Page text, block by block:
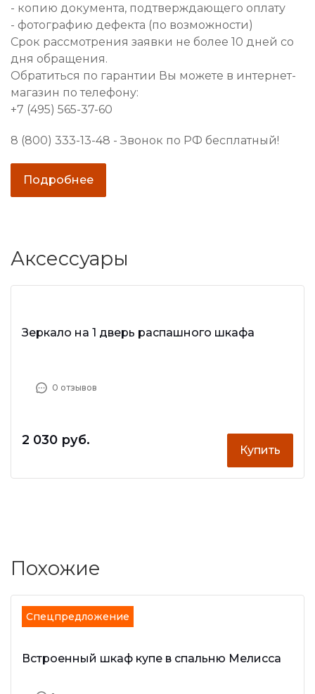
- копию документа, подтверждающего оплату
- фотографию дефекта (по возможности)
Срок рассмотрения заявки не более 10 дней со
дня обращения.
Обратиться по гарантии Вы можете в интернет-
магазин по телефону:
+7 (495) 565-37-60
8 (800) 333-13-48 - Звонок по РФ бесплатный!
Подробнее
Аксессуары
Зеркало на 1 дверь распашного шкафа
0 отзывов
2 030 руб.
Купить
Похожие
Спецпредложение
Встроенный шкаф купе в спальню Мелисса